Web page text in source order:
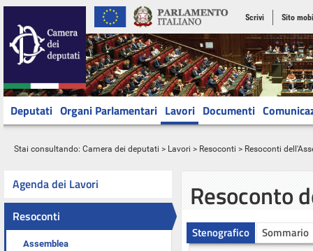
Scrivi Sito
Deputati Organi Parlamentari Lavori Documenti
Stai consultando: Camera dei deputati > Lavori > Resoconti > Resoconti
Agenda dei Lavori
Resoconti
Assemblea
Resoconto
Stenografico Sommario